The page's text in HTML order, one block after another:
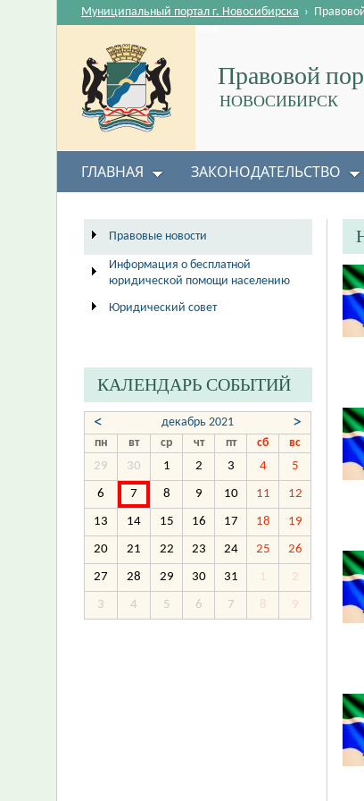
Правовой
НОВОСИБИРСК
Муниципальный портал г. Новосибирска ›
ГЛАВНАЯ ЗАКОНОДАТЕЛЬСТВО
Правовые новости
Информация о бесплатной
юридической помощи населению
Юридический совет
КАЛЕНДАРЬ СОБЫТИЙ
< декабрь 2021 >
пн вт ср чт пт сб
вс
29
30 1 2 3 4 5
6 7 8 9 10 11 12
13 14 15 16 17 18 19
20 21 22 23 24 25 26
27 28 29 30 31 1 2
3 4 5 6 7 8 9